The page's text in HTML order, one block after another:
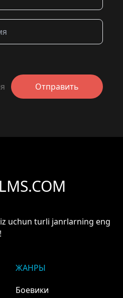
Отправить
uchun turli janrlarning eng
ЖАНРЫ
Боевики